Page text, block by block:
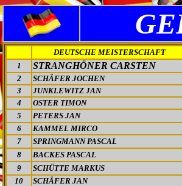
DEUTSCHE MEISTERSCHAFT
1
STRANGHÖNER CARSTEN
2
SCHÄFER JOCHEN
3
JUNKLEWITZ JAN
4
OSTER TIMON
5
PETERS JAN
6
KAMMEL MIRCO
7
SPRINGMANN PASCAL
8
BACKES PASCAL
9
SCHÜTTE MARKUS
10
SCHÄFER JAN